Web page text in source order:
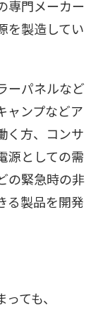
専門メーカー
を製造してい
ーパネルなど
ャンプなどア
く方、コンサ
源としての需
の緊急時の非
る製品を開発
ても、